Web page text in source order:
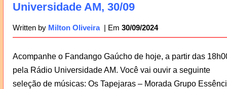
Universidade AM, 30/09
Written by Milton Oliveira 30/09/2024
Acompanhe o Fandango Gaúcho de hoje, a partir das
pela Rádio Universidade AM. Você vai ouvir a seguinte
seleção de músicas: Os Tapejaras – Morada Grupo